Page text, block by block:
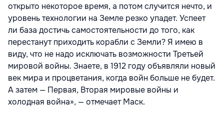
открыто некоторое время, а потом случится нечто, и
уровень технологии на Земле резко упадет. Успеет
ли база достичь самостоятельности до того, как
перестанут приходить корабли с Земли? Я имею в
виду, что не надо исключать возможности Третьей
мировой войны. Знаете, в 1912 году объявляли новый
век мира и процветания, когда войн больше не будет.
А затем — Первая, Вторая мировые войны и
холодная война», — отмечает Маск.